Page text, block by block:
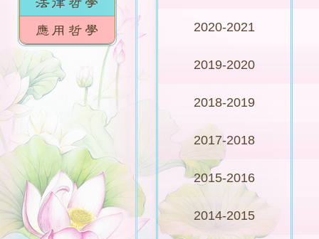
2020-2021
2019-2020
2018-2019
2017-2018
2015-2016
2014-2015